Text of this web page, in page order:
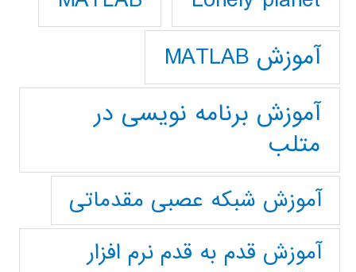
آموزش MATLAB
آموزش برنامه نویسی در
متلب
آموزش شبکه عصبی مقدماتی
آموزش قدم به قدم نرم افزار